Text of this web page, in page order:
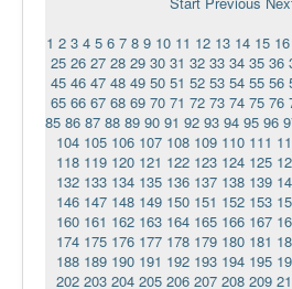
Сайт проекта Достоевский
Ермаковополе.рф
1 2 3 4 5 6 7 8 9 10 11 12 13 14 15 16
25 26 27 28 29 30 31 32 33 34 35 36
45 46 47 48 49 50 51 52 53 54 55 56
65 66 67 68 69 70 71 72 73 74 75 76
85 86 87 88 89 90 91 92 93 94 95 96
104 105 106 107 108 109 110 111
118 119 120 121 122 123 124 125
132 133 134 135 136 137 138 139
146 147 148 149 150 151 152 153
160 161 162 163 164 165 166 167
174 175 176 177 178 179 180 181
188 189 190 191 192 193 194 195
202 203 204 205 206 207 208 209